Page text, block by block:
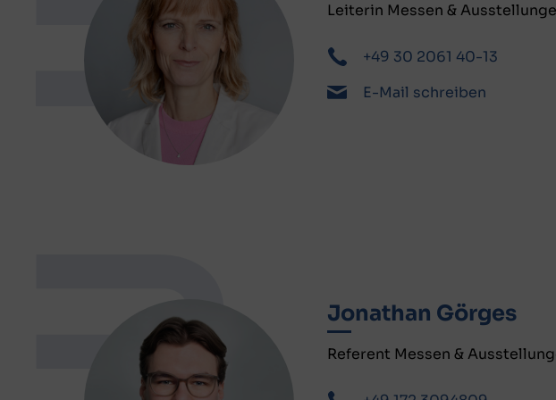
Leiterin Messen &
+49 30 2061 40-13
E-Mail schreiben
Jonathan Görges
Referent Messen &